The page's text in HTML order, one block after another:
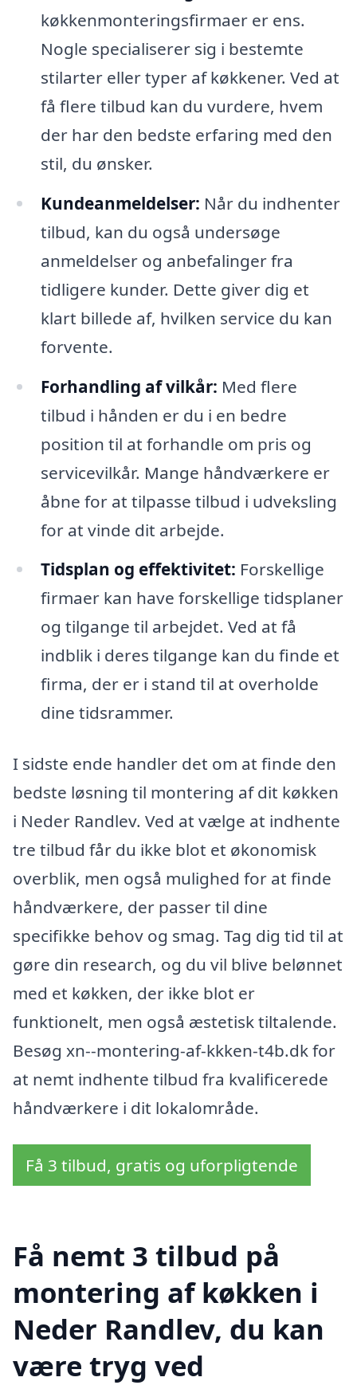
køkkenmonteringsfirmaer er ens.
Nogle specialiserer sig i bestemte
stilarter eller typer af køkkener. Ved at
få flere tilbud kan du vurdere, hvem
der har den bedste erfaring med den
stil, du ønsker.
Kundeanmeldelser: Når du indhenter
tilbud, kan du også undersøge
anmeldelser og anbefalinger fra
tidligere kunder. Dette giver dig et
klart billede af, hvilken service du kan
forvente.
Forhandling af vilkår: Med flere
tilbud i hånden er du i en bedre
position til at forhandle om pris og
servicevilkår. Mange håndværkere er
åbne for at tilpasse tilbud i udveksling
for at vinde dit arbejde.
Tidsplan og effektivitet: Forskellige
firmaer kan have forskellige tidsplaner
og tilgange til arbejdet. Ved at få
indblik i deres tilgange kan du finde et
firma, der er i stand til at overholde
dine tidsrammer.
I sidste ende handler det om at finde den
bedste løsning til montering af dit køkken
i Neder Randlev. Ved at vælge at indhente
tre tilbud får du ikke blot et økonomisk
overblik, men også mulighed for at finde
håndværkere, der passer til dine
specifikke behov og smag. Tag dig tid til at
gøre din research, og du vil blive belønnet
med et køkken, der ikke blot er
funktionelt, men også æstetisk tiltalende.
Besøg xn--montering-af-kkken-t4b.dk for
at nemt indhente tilbud fra kvalificerede
håndværkere i dit lokalområde.
Få 3 tilbud, gratis og uforpligtende
Få nemt 3 tilbud på
montering af køkken i
Neder Randlev, du kan
være tryg ved